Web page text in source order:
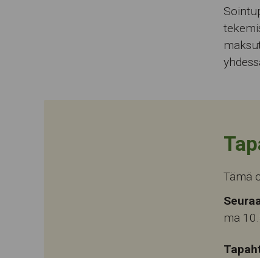
Tämä
ma